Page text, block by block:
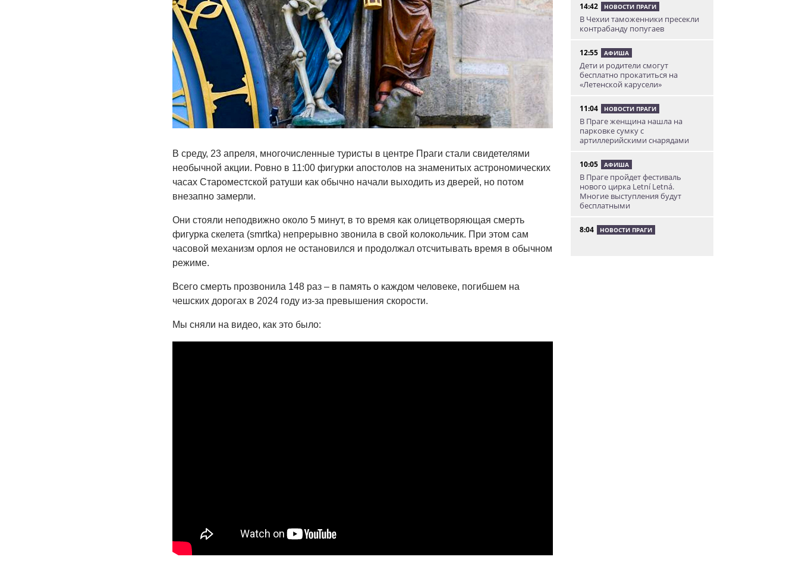
В среду, 23 апреля, многочисленные туристы в центре Праги стали свидетелями
необычной акции. Ровно в 11:00 фигурки апостолов на знаменитых астрономических
часах Староместской ратуши как обычно начали выходить из дверей, но потом
внезапно замерли.
Они стояли неподвижно около 5 минут, в то время как олицетворяющая смерть
фигурка скелета (smrtka) непрерывно звонила в свой колокольчик. При этом сам
часовой механизм орлоя не остановился и продолжал отсчитывать время в обычном
режиме.
Всего смерть прозвонила 148 раз – в память о каждом человеке, погибшем на
чешских дорогах в 2024 году из-за превышения скорости.
Мы сняли на видео, как это было:
14:42 НОВОСТИ ПРАГИ
В Чехии таможенники пресекли
контрабанду попугаев
12:55 АФИША
Дети и родители смогут
бесплатно прокатиться на
«Летенской карусели»
11:04 НОВОСТИ ПРАГИ
В Праге женщина нашла на
парковке сумку с
артиллерийскими снарядами
10:05 АФИША
В Праге пройдет фестиваль
нового цирка Letní Letná.
Многие выступления будут
бесплатными
8:04 НОВОСТИ ПРАГИ